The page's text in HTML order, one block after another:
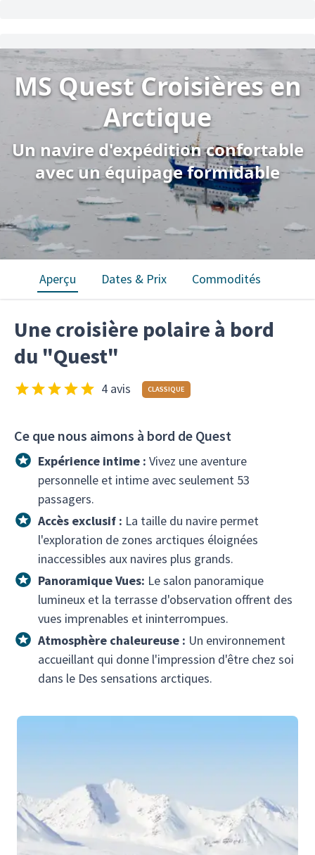
MS Quest Croisières en
Arctique
Un navire d'expédition confortable
avec un équipage formidable
Aperçu Dates & Prix Commodités
Une croisière polaire à bord
du "Quest"
4 avis CLASSIQUE
Ce que nous aimons à bord de Quest
Expérience intime : Vivez une aventure
personnelle et intime avec seulement 53
passagers.
Accès exclusif : La taille du navire permet
l'exploration de zones arctiques éloignées
inaccessibles aux navires plus grands.
Panoramique Vues: Le salon panoramique
lumineux et la terrasse d'observation offrent des
vues imprenables et ininterrompues.
Atmosphère chaleureuse : Un environnement
accueillant qui donne l'impression d'être chez soi
dans le Des sensations arctiques.